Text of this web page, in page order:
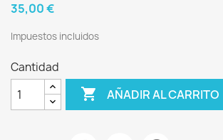
35,00 €
Impuestos incluidos
Cantidad
 AÑADIR AL CARRITO